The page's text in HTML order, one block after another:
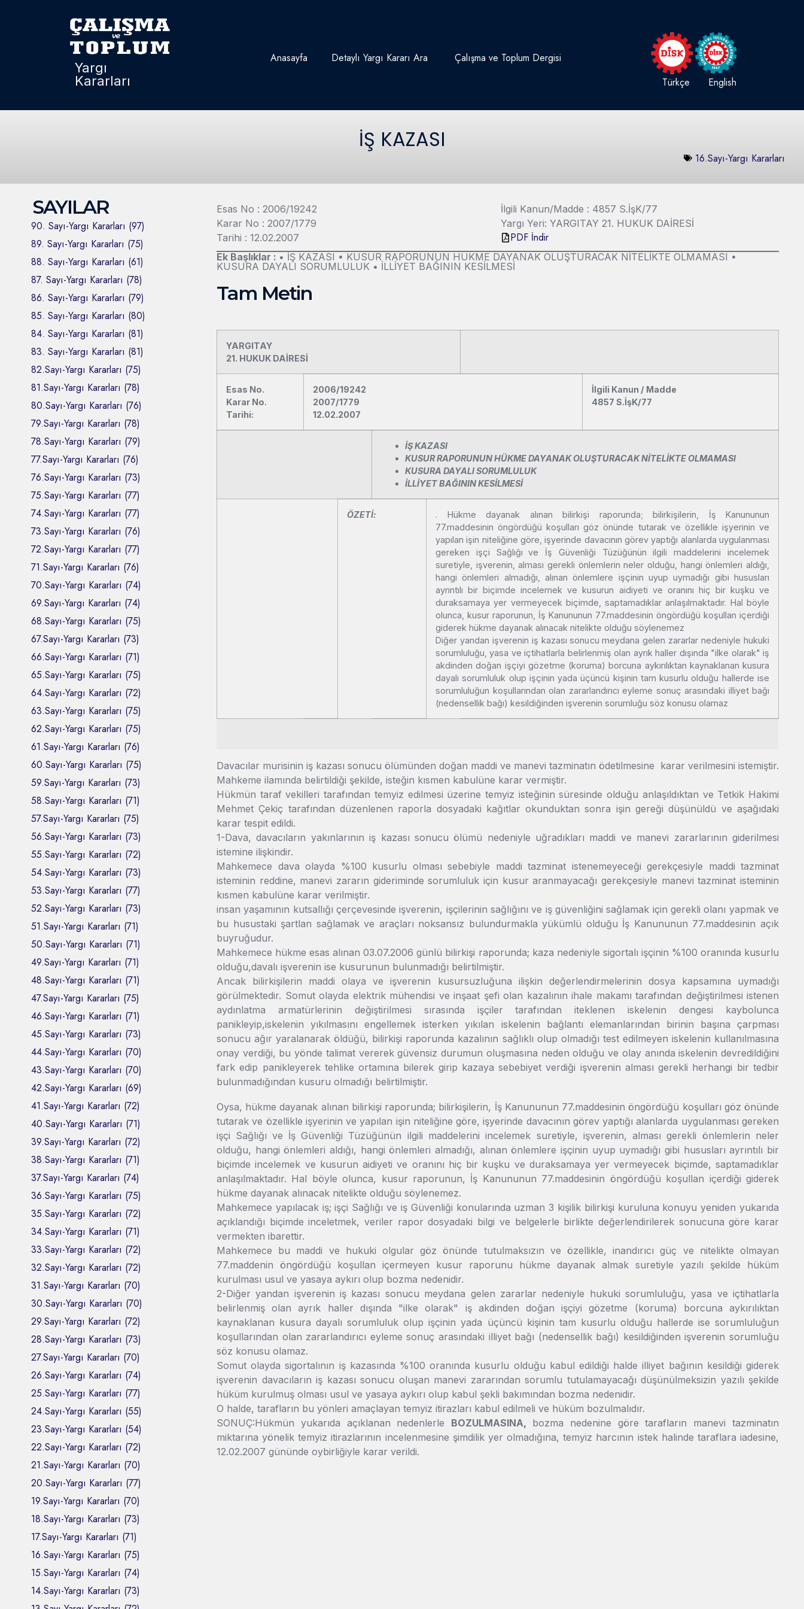
Yargı
Kararları
Anasayfa Detaylı Yargı Kararı Ara
Çalışma ve Toplum Dergisi
Türkçe
English
İŞ KAZASI
16.Sayı-Yargı Kararları
SAYILAR
90. Sayı-Yargı Kararları (97)
89. Sayı-Yargı Kararları (75)
88. Sayı-Yargı Kararları (61)
87. Sayı-Yargı Kararları (78)
86. Sayı-Yargı Kararları (79)
85. Sayı-Yargı Kararları (80)
84. Sayı-Yargı Kararları (81)
83. Sayı-Yargı Kararları (81)
82.Sayı-Yargı Kararları (75)
81.Sayı-Yargı Kararları (78)
80.Sayı-Yargı Kararları (76)
79.Sayı-Yargı Kararları (78)
78.Sayı-Yargı Kararları (79)
77.Sayı-Yargı Kararları (76)
76.Sayı-Yargı Kararları (73)
75.Sayı-Yargı Kararları (77)
74.Sayı-Yargı Kararları (77)
73.Sayı-Yargı Kararları (76)
72.Sayı-Yargı Kararları (77)
71.Sayı-Yargı Kararları (76)
70.Sayı-Yargı Kararları (74)
69.Sayı-Yargı Kararları (74)
68.Sayı-Yargı Kararları (75)
67.Sayı-Yargı Kararları (73)
66.Sayı-Yargı Kararları (71)
65.Sayı-Yargı Kararları (75)
64.Sayı-Yargı Kararları (72)
63.Sayı-Yargı Kararları (75)
62.Sayı-Yargı Kararları (75)
61.Sayı-Yargı Kararları (76)
60.Sayı-Yargı Kararları (75)
59.Sayı-Yargı Kararları (73)
58.Sayı-Yargı Kararları (71)
57.Sayı-Yargı Kararları (75)
56.Sayı-Yargı Kararları (73)
55.Sayı-Yargı Kararları (72)
54.Sayı-Yargı Kararları (73)
53.Sayı-Yargı Kararları (77)
52.Sayı-Yargı Kararları (73)
51.Sayı-Yargı Kararları (71)
50.Sayı-Yargı Kararları (71)
49.Sayı-Yargı Kararları (71)
48.Sayı-Yargı Kararları (71)
47.Sayı-Yargı Kararları (75)
46.Sayı-Yargı Kararları (71)
45.Sayı-Yargı Kararları (73)
44.Sayı-Yargı Kararları (70)
43.Sayı-Yargı Kararları (70)
42.Sayı-Yargı Kararları (69)
41.Sayı-Yargı Kararları (72)
40.Sayı-Yargı Kararları (71)
39.Sayı-Yargı Kararları (72)
38.Sayı-Yargı Kararları (71)
37.Sayı-Yargı Kararları (74)
36.Sayı-Yargı Kararları (75)
35.Sayı-Yargı Kararları (72)
34.Sayı-Yargı Kararları (71)
33.Sayı-Yargı Kararları (72)
32.Sayı-Yargı Kararları (72)
31.Sayı-Yargı Kararları (70)
30.Sayı-Yargı Kararları (70)
29.Sayı-Yargı Kararları (72)
28.Sayı-Yargı Kararları (73)
27.Sayı-Yargı Kararları (70)
26.Sayı-Yargı Kararları (74)
25.Sayı-Yargı Kararları (77)
24.Sayı-Yargı Kararları (55)
23.Sayı-Yargı Kararları (54)
22.Sayı-Yargı Kararları (72)
21.Sayı-Yargı Kararları (70)
20.Sayı-Yargı Kararları (77)
19.Sayı-Yargı Kararları (70)
18.Sayı-Yargı Kararları (73)
17.Sayı-Yargı Kararları (71)
16.Sayı-Yargı Kararları (75)
15.Sayı-Yargı Kararları (74)
14.Sayı-Yargı Kararları (73)
Esas No : 2006/19242
Karar No : 2007/1779
Tarihi : 12.02.2007
İlgili Kanun/Madde : 4857 S.İşK/77
Yargı Yeri: YARGITAY 21. HUKUK DAİRESİ
PDF İndir
Ek Başlıklar : • İŞ KAZASI • KUSUR RAPORUNUN HÜKME DAYANAK OLUŞTURACAK NİTELİKTE OLMAMASI •
KUSURA DAYALI SORUMLULUK • İLLİYET BAĞININ KESİLMESİ
Tam Metin
YARGITAY
21. HUKUK DAİRESİ
Esas No.
Karar No.
Tarihi:
2006/19242
2007/1779
12.02.2007
İlgili Kanun / Madde
4857 S.İşK/77
İŞ KAZASI
KUSUR RAPORUNUN HÜKME DAYANAK OLUŞTURACAK NİTELİKTE OLMAMASI
KUSURA DAYALI SORUMLULUK
İLLİYET BAĞININ KESİLMESİ
ÖZETİ:
. Hükme dayanak alınan bilirkişi raporunda; bilirkişilerin, İş Kanununun
77.maddesinin öngördüğü koşulları göz önünde tutarak ve özellikle işyerinin ve
yapılan işin niteliğine göre, işyerinde davacının görev yaptığı alanlarda uygulanması
gereken işçi Sağlığı
ve İş Güvenliği Tüzüğünün ilgili maddelerini incelemek
suretiyle, işverenin, alması gerekli önlemlerin neler olduğu, hangi önlemleri aldığı,
hangi önlemleri almadığı, alınan önlemlere işçinin uyup uymadığı gibi hususları
ayrıntılı bir biçimde incelemek ve kusurun aidiyeti ve oranını hiç bir kuşku ve
duraksamaya yer vermeyecek biçimde, saptamadıklar anlaşılmaktadır. Hal böyle
olunca, kusur raporunun, İş Kanununun 77.maddesinin öngördüğü koşullan içerdiği
giderek hükme dayanak alınacak nitelikte olduğu söylenemez
Diğer yandan işverenin iş kazası sonucu meydana gelen zararlar nedeniyle hukuki
sorumluluğu, yasa ve içtihatlarla belirlenmiş olan ayrık haller dışında "ilke olarak" iş
akdinden doğan işçiyi gözetme (koruma) borcuna aykırılıktan kaynaklanan kusura
dayalı sorumluluk olup işçinin yada üçüncü kişinin tam kusurlu olduğu hallerde ise
sorumluluğun koşullarından olan zararlandırıcı eyleme sonuç arasındaki illiyet bağı
(nedensellik bağı) kesildiğinden işverenin sorumluğu söz konusu olamaz
Davacılar murisinin iş kazası sonucu ölümünden doğan maddi ve manevi tazminatın ödetilmesine karar verilmesini istemiştir.
Mahkeme ilamında belirtildiği şekilde, isteğin kısmen kabulüne karar vermiştir.
Hükmün taraf vekilleri tarafından temyiz edilmesi üzerine temyiz isteğinin süresinde olduğu anlaşıldıktan ve Tetkik Hakimi
Mehmet Çekiç tarafından düzenlenen raporla dosyadaki kağıtlar okunduktan sonra işin gereği düşünüldü ve aşağıdaki
karar tespit edildi.
1-Dava, davacıların yakınlarının iş kazası sonucu ölümü nedeniyle uğradıkları maddi ve manevi zararlarının giderilmesi
istemine ilişkindir.
Mahkemece dava olayda %100 kusurlu olması sebebiyle maddi tazminat istenemeyeceği gerekçesiyle maddi tazminat
isteminin reddine, manevi zararın gideriminde sorumluluk için kusur aranmayacağı gerekçesiyle manevi tazminat isteminin
kısmen kabulüne karar verilmiştir.
insan yaşamının kutsallığı çerçevesinde işverenin, işçilerinin sağlığını ve iş güvenliğini sağlamak için gerekli olanı yapmak ve
bu husustaki şartlan sağlamak ve araçları noksansız bulundurmakla yükümlü olduğu İş Kanununun 77.maddesinin açık
buyruğudur.
Mahkemece hükme esas alınan 03.07.2006 günlü bilirkişi raporunda; kaza nedeniyle sigortalı işçinin %100 oranında kusurlu
olduğu,davalı işverenin ise kusurunun bulunmadığı belirtilmiştir.
Ancak bilirkişilerin maddi olaya ve işverenin kusursuzluğuna ilişkin değerlendirmelerinin dosya kapsamına uymadığı
görülmektedir. Somut olayda elektrik mühendisi ve inşaat şefi olan kazalının ihale makamı tarafından değiştirilmesi istenen
aydınlatma armatürlerinin değiştirilmesi sırasında işçiler tarafından iteklenen iskelenin dengesi kaybolunca
panikleyip,iskelenin yıkılmasını engellemek isterken yıkılan iskelenin bağlantı elemanlarından birinin başına çarpması
sonucu ağır yaralanarak öldüğü, bilirkişi raporunda kazalının sağlıklı olup olmadığı test edilmeyen iskelenin kullanılmasına
onay verdiği, bu yönde talimat vererek güvensiz durumun oluşmasına neden olduğu ve olay anında iskelenin devredildiğini
fark edip panikleyerek tehlike ortamına bilerek girip kazaya sebebiyet verdiği işverenin alması gerekli herhangi bir tedbir
bulunmadığından kusuru olmadığı belirtilmiştir.
Oysa, hükme dayanak alınan bilirkişi raporunda; bilirkişilerin, İş Kanununun 77.maddesinin öngördüğü koşulları göz önünde
tutarak ve özellikle işyerinin ve yapılan işin niteliğine göre, işyerinde davacının görev yaptığı alanlarda uygulanması gereken
işçi Sağlığı ve İş Güvenliği Tüzüğünün ilgili maddelerini incelemek suretiyle, işverenin, alması gerekli önlemlerin neler
olduğu, hangi önlemleri aldığı, hangi önlemleri almadığı, alınan önlemlere işçinin uyup uymadığı gibi hususları ayrıntılı bir
biçimde incelemek ve kusurun aidiyeti ve oranını hiç bir kuşku ve duraksamaya yer vermeyecek biçimde, saptamadıklar
anlaşılmaktadır. Hal böyle olunca, kusur raporunun, İş Kanununun 77.maddesinin öngördüğü koşullan içerdiği giderek
hükme dayanak alınacak nitelikte olduğu söylenemez.
Mahkemece yapılacak iş; işçi Sağlığı ve iş Güvenliği konularında uzman 3 kişilik bilirkişi kuruluna konuyu yeniden yukarıda
açıklandığı biçimde inceletmek, veriler rapor dosyadaki bilgi ve belgelerle birlikte değerlendirilerek sonucuna göre karar
vermekten ibarettir.
Mahkemece bu maddi ve hukuki olgular göz önünde tutulmaksızın ve özellikle, inandırıcı güç ve nitelikte olmayan
77.maddenin öngördüğü koşullan içermeyen kusur raporunu hükme dayanak almak suretiyle yazılı şekilde hüküm
kurulması usul ve yasaya aykırı olup bozma nedenidir.
2-Diğer yandan işverenin iş kazası sonucu meydana gelen zararlar nedeniyle hukuki sorumluluğu, yasa ve içtihatlarla
belirlenmiş olan ayrık haller dışında "ilke olarak" iş akdinden doğan işçiyi gözetme (koruma) borcuna aykırılıktan
kaynaklanan kusura dayalı sorumluluk olup işçinin yada üçüncü kişinin tam kusurlu olduğu hallerde ise sorumluluğun
koşullarından olan zararlandırıcı eyleme sonuç arasındaki illiyet bağı (nedensellik bağı) kesildiğinden işverenin sorumluğu
söz konusu olamaz.
Somut olayda sigortalının iş kazasında %100 oranında kusurlu olduğu kabul edildiği halde illiyet bağının kesildiği giderek
işverenin davacıların iş kazası sonucu oluşan manevi zararından sorumlu tutulamayacağı düşünülmeksizin yazılı şekilde
hüküm kurulmuş olması usul ve yasaya aykırı olup kabul şekli bakımından bozma nedenidir.
O halde, tarafların bu yönleri amaçlayan temyiz itirazları kabul edilmeli ve hüküm bozulmalıdır.
SONUÇ:Hükmün yukarıda açıklanan nedenlerle BOZULMASINA, bozma nedenine göre tarafların manevi tazminatın
miktarına yönelik temyiz itirazlarının incelenmesine şimdilik yer olmadığına, temyiz harcının istek halinde taraflara iadesine,
12.02.2007 gününde oybirliğiyle karar verildi.